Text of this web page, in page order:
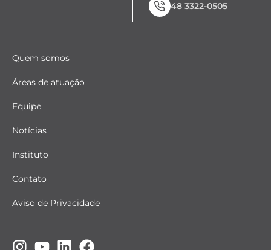
48 3322-0505
Quem somos
Áreas de atuação
Equipe
Notícias
Instituto
Contato
Aviso de Privacidade